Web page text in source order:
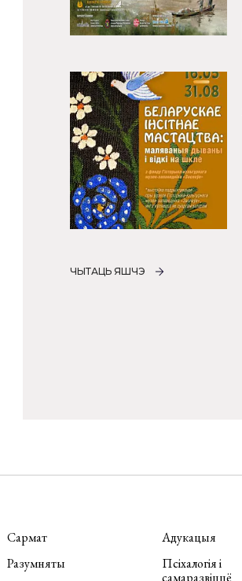
ЧЫТАЦЬ ЯШЧЭ
Сармат
Разумняты
Адукацыя
Псіхалогія і
самаразвіццё